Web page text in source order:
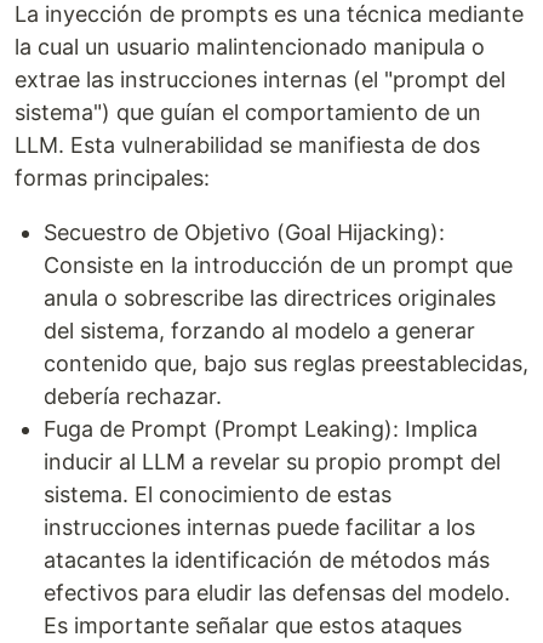
La inyección de prompts es una técnica mediante
la cual un usuario malintencionado manipula o
extrae las instrucciones internas (el "prompt del
sistema") que guían el comportamiento de un
LLM. Esta vulnerabilidad se manifiesta de dos
formas principales:
Secuestro de Objetivo (Goal Hijacking):
Consiste en la introducción de un prompt que
anula o sobrescribe las directrices originales
del sistema, forzando al modelo a generar
contenido que, bajo sus reglas preestablecidas,
debería rechazar.
Fuga de Prompt (Prompt Leaking): Implica
inducir al LLM a revelar su propio prompt del
sistema. El conocimiento de estas
instrucciones internas puede facilitar a los
atacantes la identificación de métodos más
efectivos para eludir las defensas del modelo.
Es importante señalar que estos ataques